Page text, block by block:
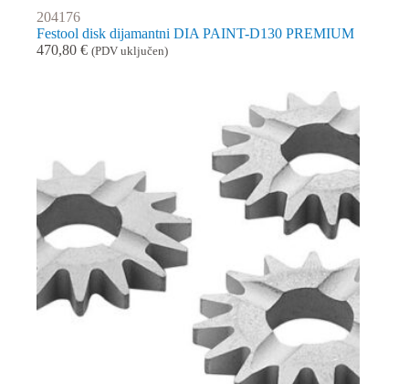
204176
Festool disk dijamantni DIA PAINT-D130 PREMIUM
470,80 € (PDV uključen)